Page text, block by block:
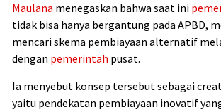
Maulana menegaskan bahwa saat ini
tidak bisa hanya bergantung pada APBD,
mencari skema pembiayaan alternatif
dengan pemerintah pusat.
Ia menyebut konsep tersebut sebagai
yaitu pendekatan pembiayaan inovatif